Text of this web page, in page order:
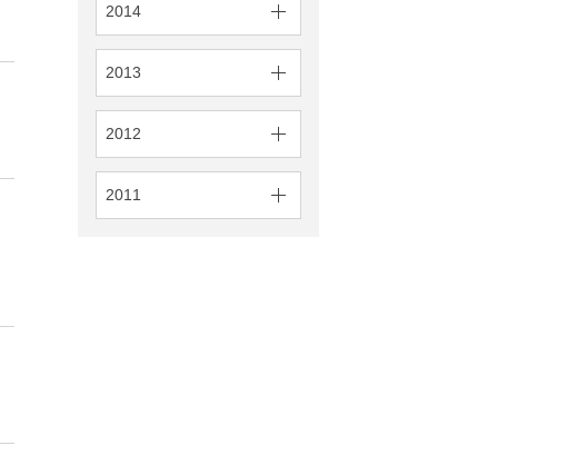
2014
2013
2012
2011